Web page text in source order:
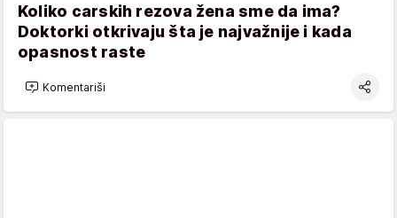
Koliko carskih rezova žena sme da ima?
Doktorki otkrivaju šta je najvažnije i kada
opasnost raste
Komentariši